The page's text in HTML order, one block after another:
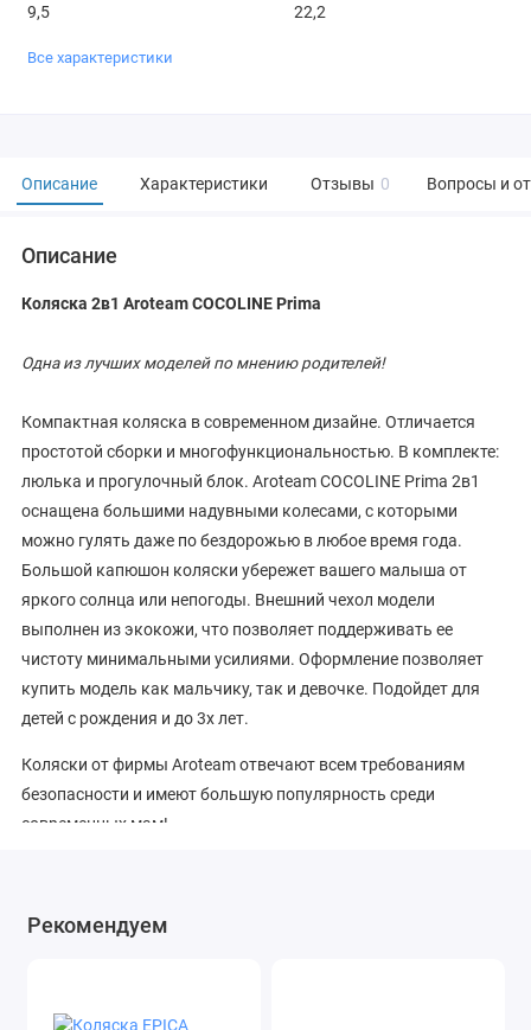
9,5 22,2
Все характеристики
Описание Характеристики Отзывы 0 Вопросы и
Описание
Коляска 2в1 Aroteam COCOLINE Prima
Одна из лучших моделей по мнению родителей!
Компактная коляска в современном дизайне. Отличается
простотой сборки и многофункциональностью. В комплекте:
люлька и прогулочный блок. Aroteam COCOLINE Prima 2в1
оснащена большими надувными колесами, с которыми
можно гулять даже по бездорожью в любое время года.
Большой капюшон коляски убережет вашего малыша от
яркого солнца или непогоды. Внешний чехол модели
выполнен из экокожи, что позволяет поддерживать ее
чистоту минимальными усилиями. Оформление позволяет
купить модель как мальчику, так и девочке. Подойдет для
детей с рождения и до 3х лет.
Коляски от фирмы Aroteam отвечают всем требованиям
безопасности и имеют большую популярность среди
современных мам!
коррекции положения ребенка во время сна;
Рекомендуем